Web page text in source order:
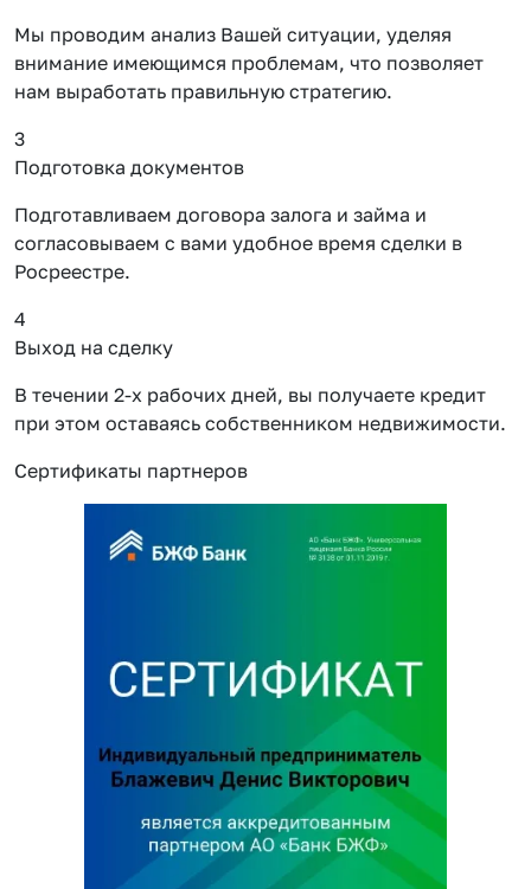
Мы проводим анализ Вашей ситуации, уделяя
внимание имеющимся проблемам, что позволяет
нам выработать правильную стратегию.
3
Подготовка документов
Подготавливаем договора залога и займа и
согласовываем с вами удобное время сделки в
Росреестре.
4
Выход на сделку
В течении 2-х рабочих дней, вы получаете кредит
при этом оставаясь собственником недвижимости.
Сертификаты партнеров